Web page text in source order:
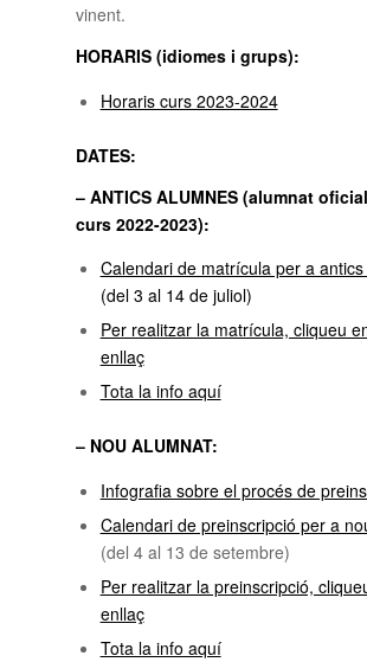
vinent.
HORARIS (idiomes i grups):
Horaris curs 2023-2024
DATES:
– ANTICS ALUMNES (alumnat
curs 2022-2023):
Calendari de matrícula per a
(del 3 al 14 de juliol)
Per realitzar la matrícula, cliqueu
enllaç
Tota la info aquí
– NOU ALUMNAT:
Infografia sobre el procés de
Calendari de preinscripció per a
(del 4 al 13 de setembre)
Per realitzar la preinscripció,
enllaç
Tota la info aquí